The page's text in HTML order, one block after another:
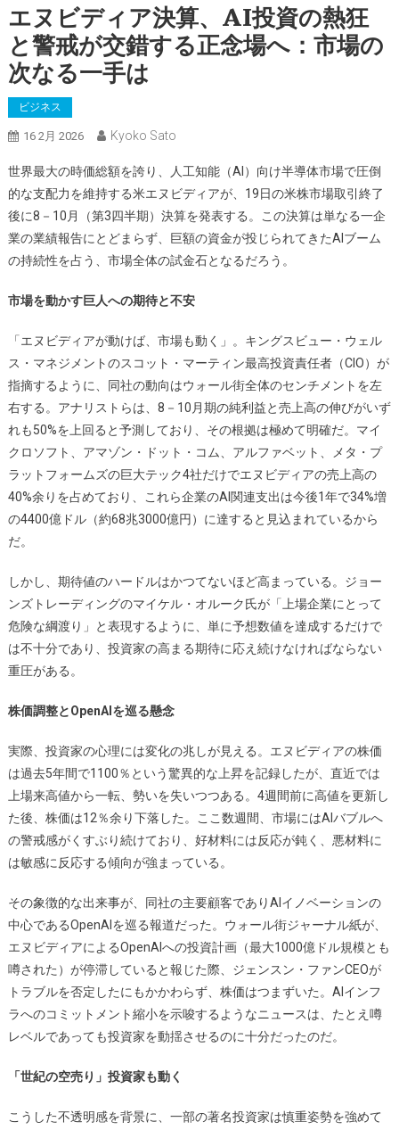
エヌビディア決算、AI投資の熱狂
と警戒が交錯する正念場へ：市場の
次なる一手は
ビジネス
16 2月 2026 Kyoko Sato
世界最大の時価総額を誇り、人工知能（AI）向け半導体市場で圧倒
的な支配力を維持する米エヌビディアが、19日の米株市場取引終了
後に8－10月（第3四半期）決算を発表する。この決算は単なる一企
業の業績報告にとどまらず、巨額の資金が投じられてきたAIブーム
の持続性を占う、市場全体の試金石となるだろう。
市場を動かす巨人への期待と不安
「エヌビディアが動けば、市場も動く」。キングスビュー・ウェル
ス・マネジメントのスコット・マーティン最高投資責任者（CIO）が
指摘するように、同社の動向はウォール街全体のセンチメントを左
右する。アナリストらは、8－10月期の純利益と売上高の伸びがいず
れも50%を上回ると予測しており、その根拠は極めて明確だ。マイ
クロソフト、アマゾン・ドット・コム、アルファベット、メタ・プ
ラットフォームズの巨大テック4社だけでエヌビディアの売上高の
40%余りを占めており、これら企業のAI関連支出は今後1年で34%増
の4400億ドル（約68兆3000億円）に達すると見込まれているから
だ。
しかし、期待値のハードルはかつてないほど高まっている。ジョー
ンズトレーディングのマイケル・オルーク氏が「上場企業にとって
危険な綱渡り」と表現するように、単に予想数値を達成するだけで
は不十分であり、投資家の高まる期待に応え続けなければならない
重圧がある。
株価調整とOpenAIを巡る懸念
実際、投資家の心理には変化の兆しが見える。エヌビディアの株価
は過去5年間で1100％という驚異的な上昇を記録したが、直近では
上場来高値から一転、勢いを失いつつある。4週間前に高値を更新し
た後、株価は12％余り下落した。ここ数週間、市場にはAIバブルへ
の警戒感がくすぶり続けており、好材料には反応が鈍く、悪材料に
は敏感に反応する傾向が強まっている。
その象徴的な出来事が、同社の主要顧客でありAIイノベーションの
中心であるOpenAIを巡る報道だった。ウォール街ジャーナル紙が、
エヌビディアによるOpenAIへの投資計画（最大1000億ドル規模とも
噂された）が停滞していると報じた際、ジェンスン・ファンCEOが
トラブルを否定したにもかかわらず、株価はつまずいた。AIインフ
ラへのコミットメント縮小を示唆するようなニュースは、たとえ噂
レベルであっても投資家を動揺させるのに十分だったのだ。
「世紀の空売り」投資家も動く
こうした不透明感を背景に、一部の著名投資家は慎重姿勢を強めて